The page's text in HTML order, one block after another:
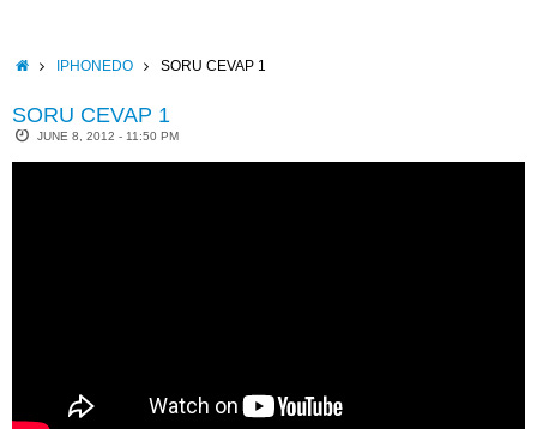
contentHOMEIPHONEDO SORU CEVAP 1
SORU CEVAP 1
JUNE 8, 2012 - 11:50 PM